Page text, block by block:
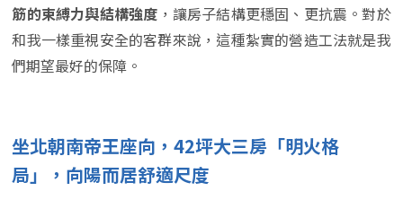
筋的束縛力與結構強度 ，讓房子結構更穩固、更抗震。對於
和我一樣重視安全的客群來說，這種紮實的營造工法就是我
們期望最好的保障。
坐北朝南帝王座向，42坪大三房「明火格
局」，向陽而居舒適尺度